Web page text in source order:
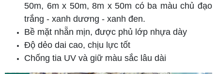
50m, 6m x 50m, 8m x 50m có ba màu chủ đạo
trắng - xanh dương - xanh đen.
Bề mặt nhẵn mịn, được phủ lớp nhựa dày
Độ dẻo dai cao, chịu lực tốt
Chống tia UV và giữ màu sắc lâu dài